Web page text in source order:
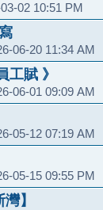
02 10:51 PM
06-20 11:34 AM
工賦 》
06-01 09:09 AM
05-12 07:19 AM
05-15 09:55 PM
】